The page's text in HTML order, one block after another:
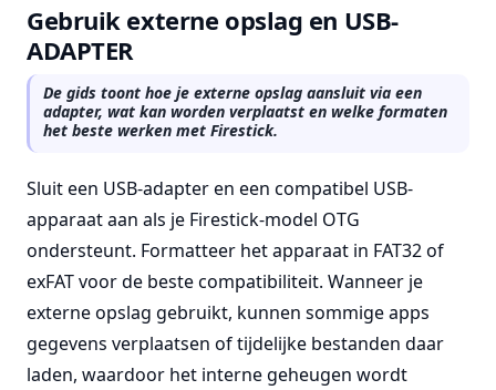
Gebruik externe opslag en USB-
ADAPTER
De gids toont hoe je externe opslag aansluit via een
adapter, wat kan worden verplaatst en welke formaten
het beste werken met Firestick.
Sluit een USB-adapter en een compatibel USB-
apparaat aan als je Firestick-model OTG
ondersteunt. Formatteer het apparaat in FAT32 of
exFAT voor de beste compatibiliteit. Wanneer je
externe opslag gebruikt, kunnen sommige apps
gegevens verplaatsen of tijdelijke bestanden daar
laden, waardoor het interne geheugen wordt